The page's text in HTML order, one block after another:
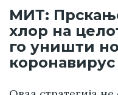
МИТ:
хлор на
го уништи
коронавирус